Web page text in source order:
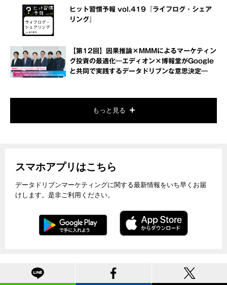
ヒット習慣予報 vol.419『ライフログ・シェア
リング』
【第12回】因果推論×MMMによるマーケティン
グ投資の最適化―エディオン×博報堂がGoogle
と共同で実践するデータドリブンな意思決定―
もっと見る
スマホアプリはこちら
データドリブンマーケティングに関する最新情報をいち早くお届
けします。是非ご利用ください。